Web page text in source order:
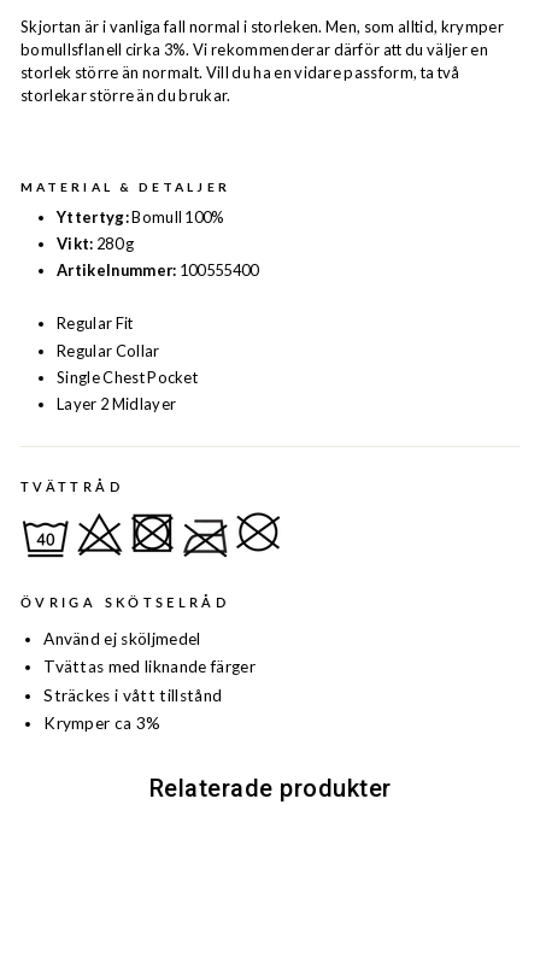
Skjortan är i vanliga fall normal i storleken. Men, som alltid, krymper
bomullsflanell cirka 3%. Vi rekommenderar därför att du väljer en
storlek större än normalt. Vill du ha en vidare passform, ta två
storlekar större än du brukar.
MATERIAL & DETALJER
Yttertyg:Bomull 100%
Vikt: 280 g
Artikelnummer: 100555400
Regular Fit
Regular Collar
Single Chest Pocket
Layer 2 Midlayer
TVÄTTRÅD
ÖVRIGA SKÖTSELRÅD
Använd ej sköljmedel
Tvättas med liknande färger
Sträckes i vått tillstånd
Krymper ca 3%
Relaterade produkter